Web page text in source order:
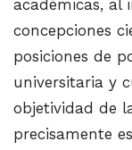
académicas, al
concepciones
posiciones de
universitaria y
objetividad de
precisamente